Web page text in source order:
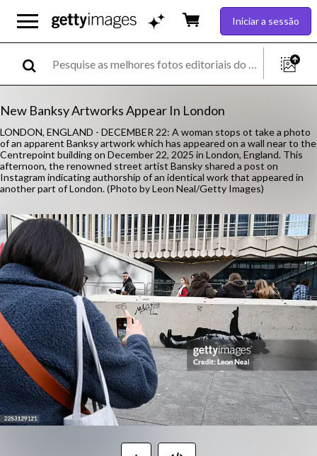
Iniciar a sessão
New Banksy Artworks Appear In London
LONDON, ENGLAND - DECEMBER 22: A woman stops ot take a photo
of an apparent Banksy artwork which has appeared on a wall near to the
Centrepoint building on December 22, 2025 in London, England. This
afternoon, the renowned street artist Bansky shared a post on
Instagram indicating authorship of an identical work that appeared in
another part of London. (Photo by Leon Neal/Getty Images)